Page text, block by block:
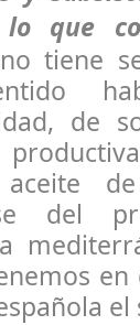
lo que
tiene
de
aceite
del